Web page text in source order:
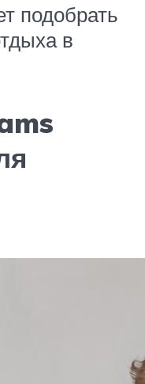
подобрать
в